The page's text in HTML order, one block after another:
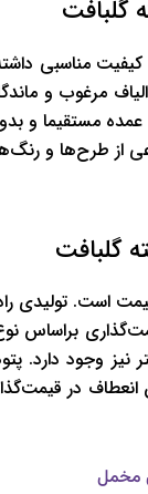
گلبافت
مناسبي
مرغوب و
عمده مستقيما
طرح‌ها و
گلبافت
است. توليدي
براساس
نيز وجود دارد.
در
مخمل